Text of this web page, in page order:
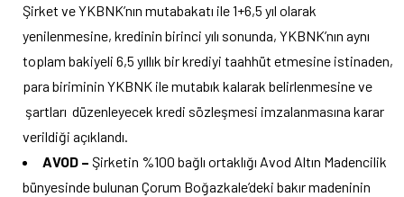
Şirket ve YKBNK’nın mutabakatı ile 1+6,5 yıl olarak
yenilenmesine, kredinin birinci yılı sonunda, YKBNK’nın aynı
toplam bakiyeli 6,5 yıllık bir krediyi taahhüt etmesine istinaden,
para biriminin YKBNK ile mutabık kalarak belirlenmesine ve
şartları düzenleyecek kredi sözleşmesi imzalanmasına karar
verildiği açıklandı.
AVOD – Şirketin %100 bağlı ortaklığı Avod Altın Madencilik
bünyesinde bulunan Çorum Boğazkale’deki bakır madeninin